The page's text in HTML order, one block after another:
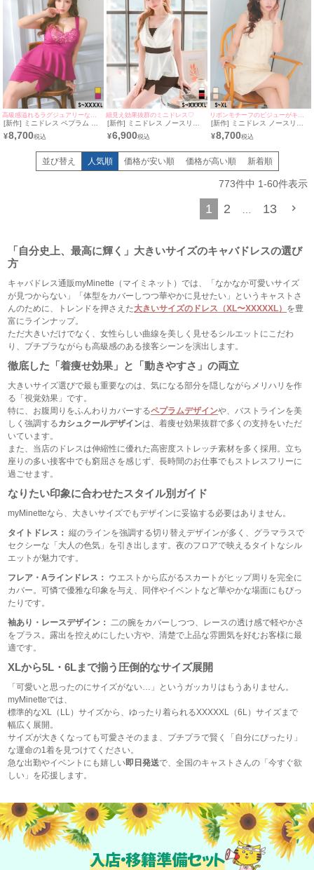
[新作] ミニドレス ペプラム 谷
間 ハートカット レース ストレ
ッチ キャミソール お腹カバー
ピンク タイト キャバドレス
(せいせい着用) [tk-md25125-
ha] [Tika/ティカ]
¥8,700
細見え効果抜群のミニドレス♡
[新作] ミニドレス ノースリー
ブ ペプラム ストレッチ Vネッ
クパール お腹カバー 下着のま
XL XXL 4L 5L 白 ホワイト ブ
ラック 黒 タイト キャバドレス
(若林萌々着用) [tk-md83178-h]
¥6,900
[新作] ミニドレス ノースリー
ブ 下着のまま ツイード ネック
リボン ビジュー リボン アイボ
(重川茉弥着用) [tk-md11030]
[Tika/ティカ]
¥8,700
並び替え 人気順 価格が安い順 価格が高い順 新着順
773件中 1-60件表示
1 2 13
「自分史上、最高に輝く」大きいサイズのキャバドレスの選び
方
キャバドレス通販myMinette（マイミネット）では、「なかなか可愛いサイズ
が見つからない」「体型をカバーしつつ華やかに見せたい」というキャストさ
んのために、トレンドを押さえた大きいサイズのドレス（XL〜XXXXXL） を豊
富にラインナップ。
ただ大きいだけでなく、女性らしい曲線を美しく見せるシルエットにこだわ
り、プチプラながらも高級感のある接客シーンを演出します。
徹底した「着痩せ効果」と「動きやすさ」の両立
大きいサイズ選びで最も重要なのは、気になる部分を隠しながらメリハリを作
る「視覚効果」です。
特に、お腹周りをふんわりカバーするペプラムデザインや、バストラインを美
しく強調するカシュクールデザインは、着痩せ効果抜群で多くの支持をいただ
いています。
また、当店のドレスは伸縮性に優れた高密度ストレッチ素材を多く採用。立ち
座りの多い接客中でも窮屈さを感じず、長時間のお仕事でもストレスフリーに
過ごせます。
なりたい印象に合わせたスタイル別ガイド
myMinetteなら、大きいサイズでもデザインに妥協する必要はありません。
タイトドレス： 縦のラインを強調する切り替えデザインが多く、グラマラスで
セクシーな「大人の色気」を引き出します。夜のフロアで映えるタイトなシル
エットが魅力です。
フレア・Aラインドレス： ウエストから広がるスカートがヒップ周りを完全に
カバー。可憐で優雅な印象を与え、同伴やイベントなど華やかな場面にもぴっ
たりです。
袖あり・レースデザイン： 二の腕をカバーしつつ、レースの透け感で軽やかさ
をプラス。露出を控えめにしたい方や、清楚で上品な雰囲気を好むお客様に最
適です。
XLから5L・6Lまで揃う圧倒的なサイズ展開
「可愛いと思ったのにサイズがない…」というガッカリはもうありません。
myMinetteでは、
標準的なXL（LL）サイズから、ゆったり着られるXXXXXL（6L）サイズまで
幅広く展開。
サイズが大きくなっても可愛さそのまま、プチプラで賢く「自分にぴったり」
な運命の1着を見つけてください。
急な出勤やイベントにも嬉しい即日発送で、全国のキャストさんの「今すぐ欲
しい」を応援します。
入店・移籍準備セット